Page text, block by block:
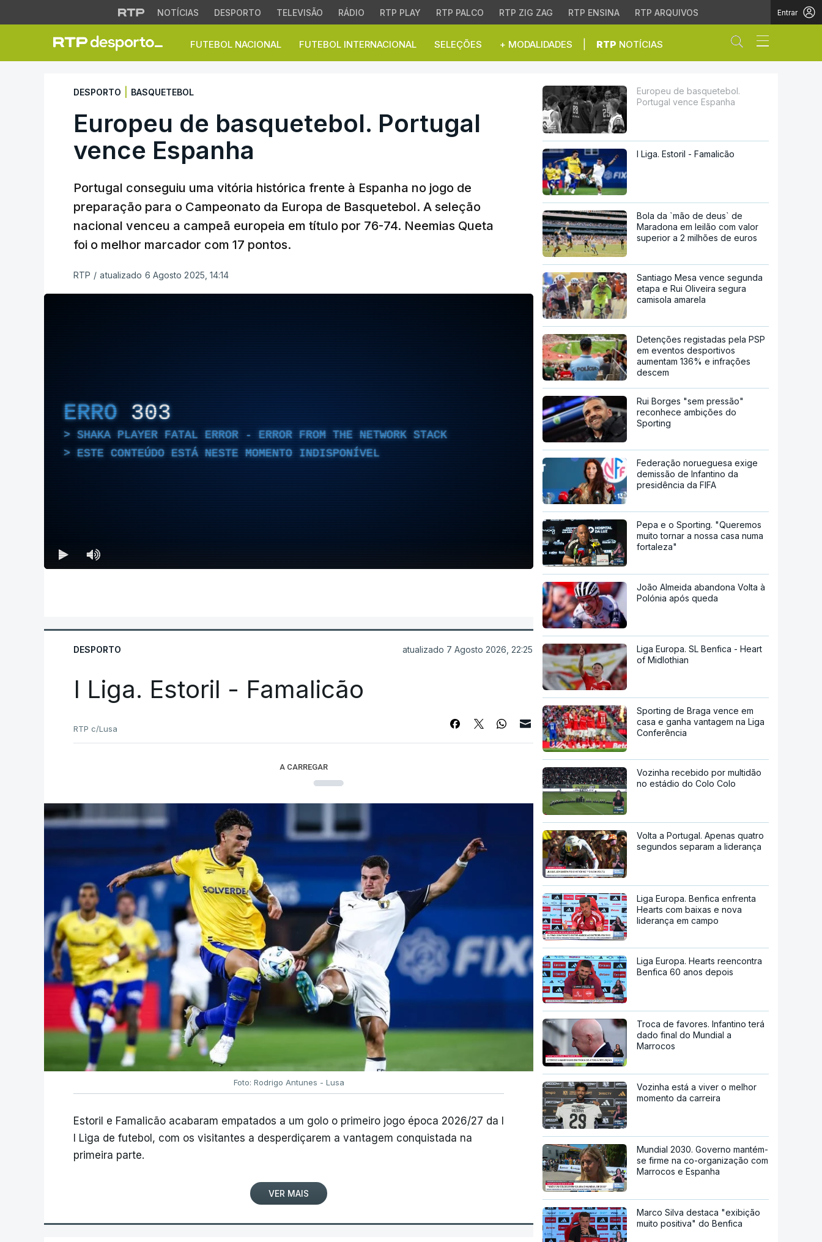
NOTÍCIAS DESPORTO TELEVISÃO RÁDIO RTP PLAY RTP PALCO RTP ZIG ZAG RTP ENSINA RTP ARQUIVOS Entrar
FUTEBOL NACIONAL FUTEBOL INTERNACIONAL SELEÇÕES + MODALIDADES RTP NOTÍCIAS Abrir campo
Europeu de basquetebol. Portugal vence Espanha
DESPORTO BASQUETEBOL
Europeu de basquetebol. Portugal
vence Espanha
Portugal conseguiu uma vitória histórica frente à Espanha no jogo de
preparação para o Campeonato da Europa de Basquetebol. A seleção
nacional venceu a campeã europeia em título por 76-74. Neemias Queta
foi o melhor marcador com 17 pontos.
RTP / atualizado 6 Agosto 2025, 14:14
ERRO 303
SHAKA PLAYER FATAL ERROR - ERROR FROM THE NETWORK STACK
ESTE CONTEÚDO ESTÁ NESTE MOMENTO INDISPONÍVEL
DESPORTO atualizado 7 Agosto 2026, 22:25
I Liga. Estoril - Famalicão
RTP c/Lusa
A CARREGAR
Foto: Rodrigo Antunes - Lusa
Estoril e Famalicão acabaram empatados a um golo o primeiro jogo época 2026/27 da I
I Liga de futebol, com os visitantes a desperdiçarem a vantagem conquistada na
primeira parte.
VER MAIS
Europeu de basquetebol.
Portugal vence Espanha
I Liga. Estoril - Famalicão
Bola da `mão de deus` de
Maradona em leilão com valor
superior a 2 milhões de euros
Santiago Mesa vence segunda
etapa e Rui Oliveira segura
camisola amarela
Detenções registadas pela PSP
em eventos desportivos
aumentam 136% e infrações
descem
Rui Borges "sem pressão"
reconhece ambições do
Sporting
Federação norueguesa exige
demissão de Infantino da
presidência da FIFA
Pepa e o Sporting. "Queremos
muito tornar a nossa casa numa
fortaleza"
João Almeida abandona Volta à
Polónia após queda
Liga Europa. SL Benfica - Heart
of Midlothian
Sporting de Braga vence em
casa e ganha vantagem na Liga
Conferência
Vozinha recebido por multidão
no estádio do Colo Colo
Volta a Portugal. Apenas quatro
segundos separam a liderança
Liga Europa. Benfica enfrenta
Hearts com baixas e nova
liderança em campo
Liga Europa. Hearts reencontra
Benfica 60 anos depois
Troca de favores. Infantino terá
dado final do Mundial a
Marrocos
Vozinha está a viver o melhor
momento da carreira
Mundial 2030. Governo mantém-
se firme na co-organização com
Marrocos e Espanha
Marco Silva destaca "exibição
muito positiva" do Benfica